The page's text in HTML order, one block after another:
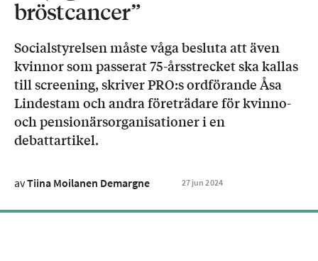
bröstcancer”
Socialstyrelsen måste våga besluta att även
kvinnor som passerat 75-årsstrecket ska kallas
till screening, skriver PRO:s ordförande Åsa
Lindestam och andra företrädare för kvinno-
och pensionärsorganisationer i en
debattartikel.
avTiina Moilanen Demargne 27 jun 2024